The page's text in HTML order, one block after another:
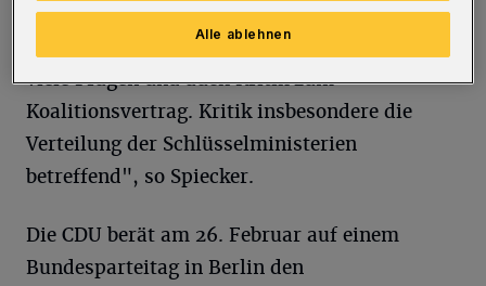
an den GroKo-Verhandlungen teilgenommen.
"In den vergangenen Tagen erreichten uns
viele Fragen und auch Kritik zum
Koalitionsvertrag. Kritik insbesondere die
Verteilung der Schlüsselministerien
betreffend", so Spiecker.
Die CDU berät am 26. Februar auf einem
Bundesparteitag in Berlin den
Alle ablehnen